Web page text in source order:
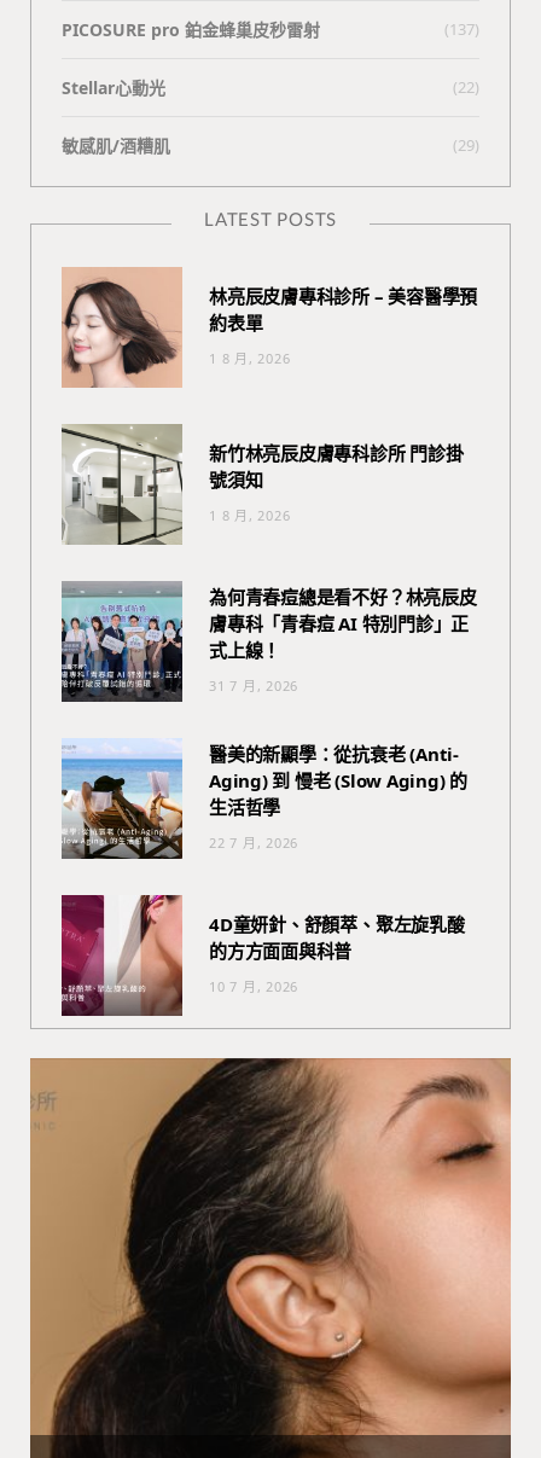
PICOSURE pro 鉑金蜂巢皮秒雷射 (137)
Stellar心動光 (22)
敏感肌/酒糟肌 (29)
LATEST POSTS
林亮辰皮膚專科診所 – 美容醫學預
約表單
1 8 月, 2026
新竹林亮辰皮膚專科診所 門診掛
號須知
1 8 月, 2026
為何青春痘總是看不好？林亮辰皮
膚專科「青春痘 AI 特別門診」正
式上線！
31 7 月, 2026
醫美的新顯學：從抗衰老 (Anti-
Aging) 到 慢老 (Slow Aging) 的
生活哲學
22 7 月, 2026
4D童妍針、舒顏萃、聚左旋乳酸
的方方面面與科普
10 7 月, 2026